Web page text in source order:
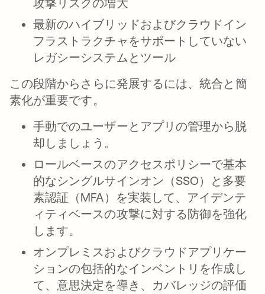
最新のハイブリッドおよびクラウドイン
フラストラクチャをサポートしていない
レガシーシステムとツール
この段階からさらに発展するには、統合と 簡
素化が重要です。
手動でのユーザーとアプリの管理から脱
却しましょう。
ロールベースのアクセスポリシーで基本
的なシングルサインオン（SSO）と多要
素認証（MFA）を実装して、アイデンテ
ィティベースの攻撃に対する防御を強化
します。
オンプレミスおよびクラウドアプリケー
ションの包括的なインベントリを作成し
て、意思決定を導き、カバレッジの評価